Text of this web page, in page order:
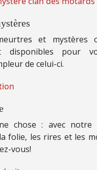
et mystères
disponibles pour
de celui-ci.
chose : avec
folie, les rires et les
vous!